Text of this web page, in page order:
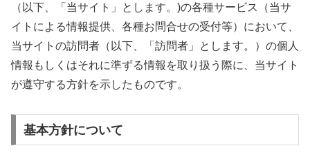
（以下、「当サイト」とします。)の各種サービス（当サ
イトによる情報提供、各種お問合せの受付等）において、
当サイトの訪問者（以下、「訪問者」とします。）の個人
情報もしくはそれに準ずる情報を取り扱う際に、当サイト
が遵守する方針を示したものです。
基本方針について